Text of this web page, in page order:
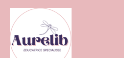
Aller
contenu